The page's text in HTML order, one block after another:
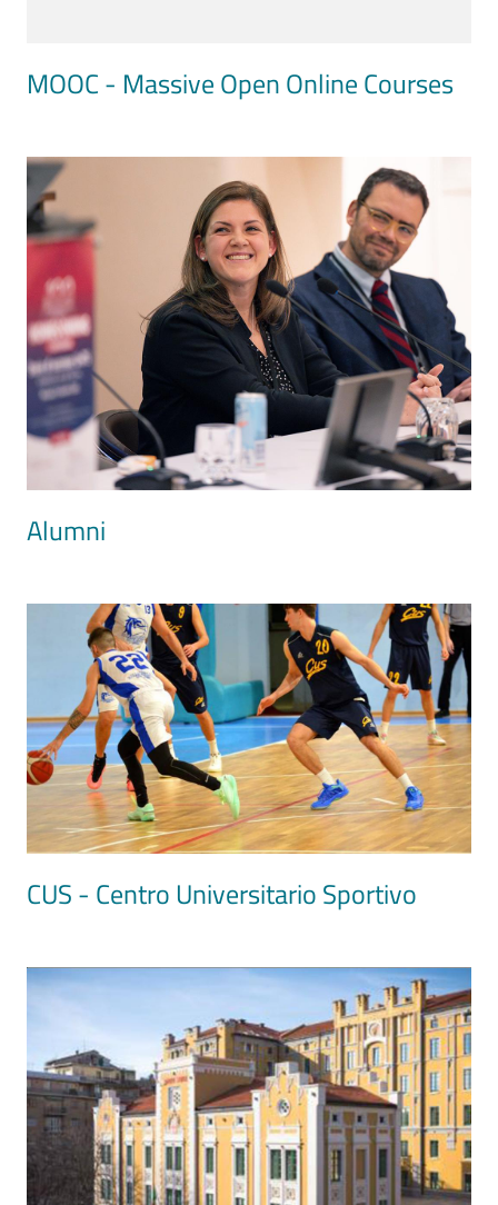
MOOC - Massive Open Online Courses
Image
Alumni
CUS - Centro Universitario Sportivo
Image